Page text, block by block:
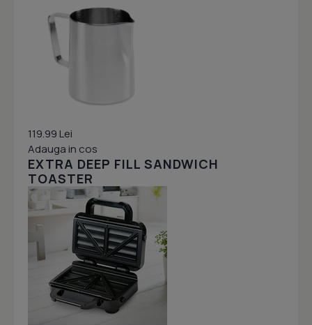
119.99 Lei
Adauga in cos
EXTRA DEEP FILL SANDWICH
TOASTER